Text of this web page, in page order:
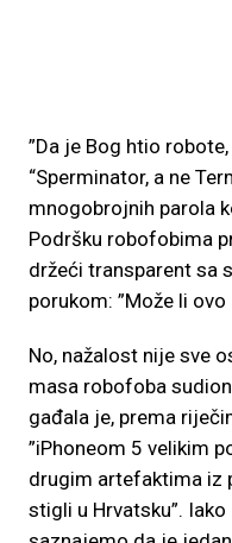
”Da je Bog htio
“Sperminator, a ne
mnogobrojnih parola
Podršku robofobima
držeći transparent sa
porukom: ”Može li
No, nažalost nije sve
masa robofoba
gađala je, prema
”iPhoneom 5 velikim
drugim artefaktima iz
stigli u Hrvatsku”.